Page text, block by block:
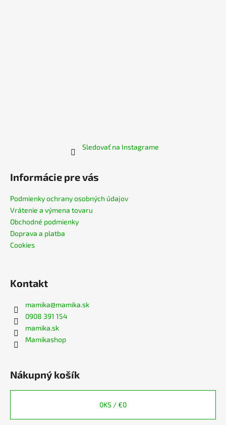
Sledovať na Instagrame
Informácie pre vás
Podmienky ochrany osobných údajov
Vrátenie a výmena tovaru
Obchodné podmienky
Doprava a platba
Cookies
Kontakt
mamika@mamika.sk
0908 391 154
mamika.sk
Mamikashop
Nákupný košík
0KS /€0